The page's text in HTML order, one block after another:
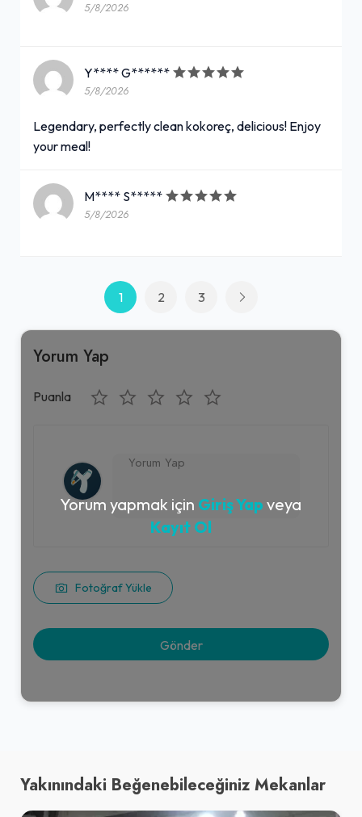
5/8/2026
Y**** G******
5/8/2026
Legendary, perfectly clean kokoreç, delicious! Enjoy
your meal!
M**** S*****
5/8/2026
1 2 3
Yorum Yap
Puanla
Fotoğraf Yükle
Yorum yapmak için Giriş Yap veya
Kayıt Ol
Yakınındaki Beğenebileceğiniz Mekanlar